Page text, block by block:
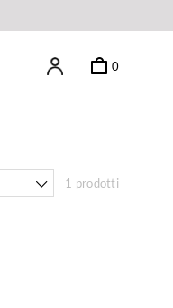
0
1 prodotti